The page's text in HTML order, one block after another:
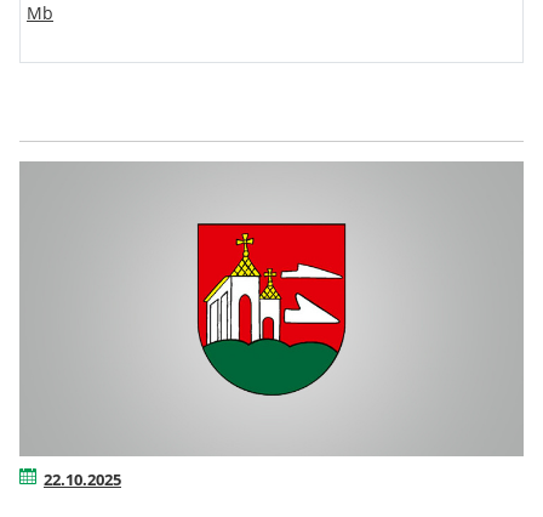
Mb
22.10.2025